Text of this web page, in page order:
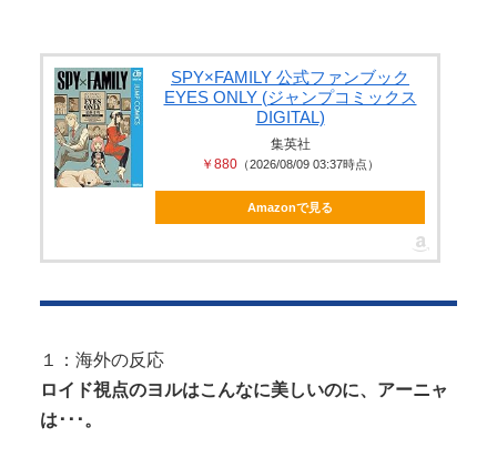
【速報】 熊本県知事「報道に強い不満・苦情が寄せ
られている」→TBSの報道特集が...
SPY×FAMILY 公式ファンブック
EYES ONLY (ジャンプコミックス
DIGITAL)
集英社
￥880 （2026/08/09 03:37時点）
Amazonで見る
１：海外の反応
ロイド視点のヨルはこんなに美しいのに、アーニャ
は･･･。